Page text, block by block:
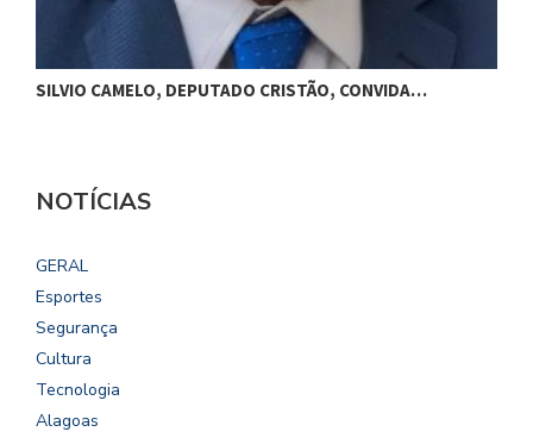
SILVIO CAMELO, DEPUTADO CRISTÃO, CONVIDA…
NOTÍCIAS
GERAL
Esportes
Segurança
Cultura
Tecnologia
Alagoas